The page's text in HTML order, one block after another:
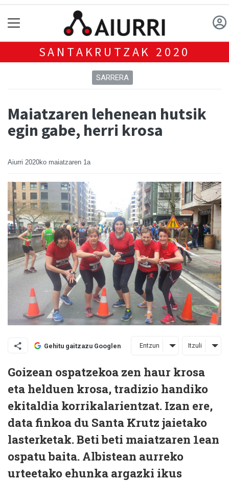
SANTAKRUTZAK 2020
SARRERA
Maiatzaren lehenean hutsik
egin gabe, herri krosa
Aiurri 2020ko maiatzaren 1a
Gehitu gaitzazu Googlen Entzun Itzuli
Goizean ospatzekoa zen haur krosa
eta helduen krosa, tradizio handiko
ekitaldia korrikalarientzat. Izan ere,
data finkoa du Santa Krutz jaietako
lasterketak. Beti beti maiatzaren 1ean
ospatu baita. Albistean aurreko
urteetako ehunka argazki ikus